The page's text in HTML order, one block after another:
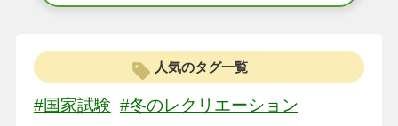
人気のタグ一覧
#国家試験 #冬のレクリエーション